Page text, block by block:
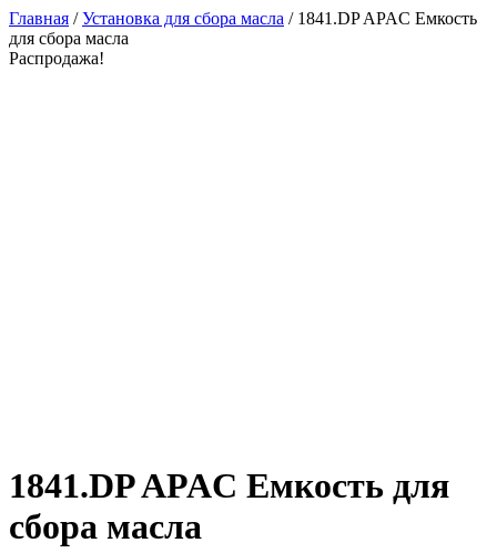
Главная /Установка для сбора масла / 1841.DP APAC Емкость
для сбора масла
Распродажа!
1841.DP APAC Емкость для
сбора масла